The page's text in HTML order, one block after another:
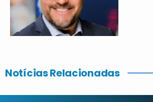
Notícias Relacionadas